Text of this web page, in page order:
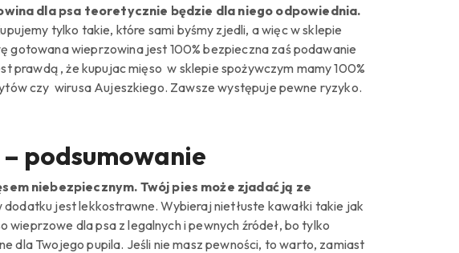
dla psa teoretycznie będzie dla niego odpowiednia.
tylko takie, które sami byśmy zjedli, a więc w sklepie
gotowana wieprzowina jest 100% bezpieczna zaś podawanie
prawdą , że kupujac mięso w sklepie spożywczym mamy 100%
czy wirusa Aujeszkiego. Zawsze występuje pewne ryzyko.
podsumowanie
niebezpiecznym. Twój pies może zjadać ją ze
dodatku jest lekkostrawne. Wybieraj nietłuste kawałki takie jak
wieprzowe dla psa z legalnych i pewnych źródeł, bo tylko
dla Twojego pupila. Jeśli nie masz pewności, to warto, zamiast